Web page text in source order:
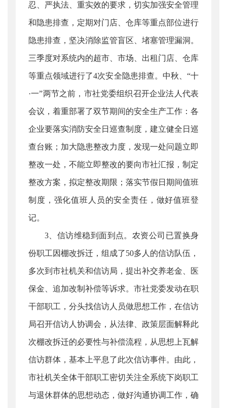
忍、严执法、重实效的要求，切实加强安全管理
和隐患排查，定期对门店、仓库等重点部位进行
隐患排查，坚决消除监管盲区、堵塞管理漏洞。
三季度对系统内的超市、市场、出租门店、仓库
等重点领域进行了4次安全隐患排查。中秋、“十
·一”两节之前，市社党委组织召开企业法人代表
会议，着重部署了双节期间的安全生产工作：各
企业要落实消防安全日巡查制度，建立健全日巡
查台账；加大隐患整改力度，发现一处问题立即
整改一处，不能立即整改的要向市社汇报，制定
整改方案，拟定整改期限；落实节假日期间值班
制度，强化值班人员的安全责任，做好值班登
记。
3、信访维稳到面到点。农资公司已置换身
份职工因棚改拆迁，组成了50多人的信访队伍，
多次到市社机关和信访局，提出补交养老金、医
保金、追加改制补偿等诉求。市社党委发动在职
干部职工，分头找信访人员做思想工作，在信访
局召开信访人协调会，从法律、政策层面解释此
次棚改拆迁的必要性与补偿流程，从思想上瓦解
信访群体，基本上平息了此次信访事件。由此，
市社机关全体干部职工密切关注全系统下岗职工
与退休群体的思想动态，做好沟通协调工作，确